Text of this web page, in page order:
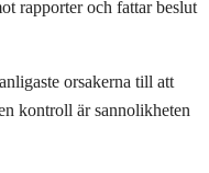
rapporter och fattar beslut
orsakerna till att
kontroll är sannolikheten